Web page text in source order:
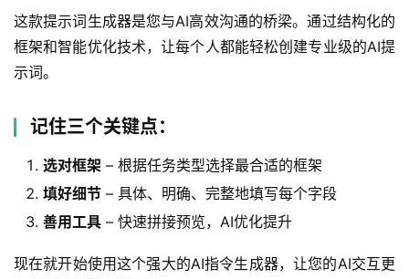
这款提示词生成器是您与AI高效沟通的桥梁。通过结构化的
框架和智能优化技术，让每个人都能轻松创建专业级的AI提
示词。
记住三个关键点：
选对框架 – 根据任务类型选择最合适的框架
填好细节 – 具体、明确、完整地填写每个字段
善用工具 – 快速拼接预览，AI优化提升
现在就开始使用这个强大的AI指令生成器，让您的AI交互更